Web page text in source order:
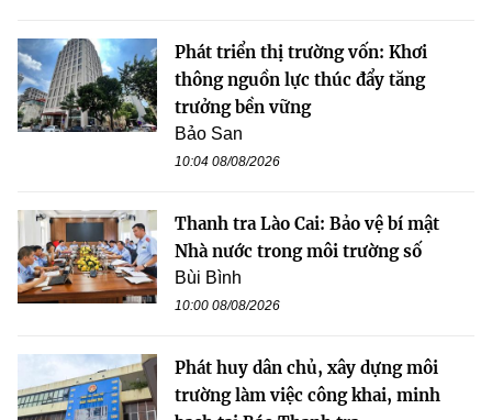
Phát triển thị trường vốn: Khơi
thông nguồn lực thúc đẩy tăng
trưởng bền vững
Bảo San
10:04 08/08/2026
Thanh tra Lào Cai: Bảo vệ bí mật
Nhà nước trong môi trường số
Bùi Bình
10:00 08/08/2026
Phát huy dân chủ, xây dựng môi
trường làm việc công khai, minh